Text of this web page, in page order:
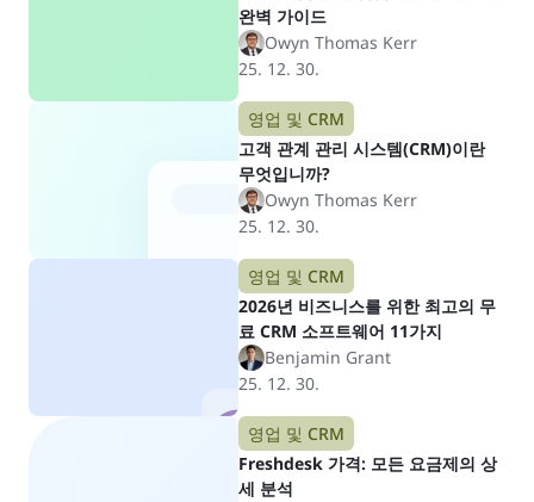
완벽 가이드
Owyn Thomas Kerr
25. 12. 30.
영업 및 CRM
고객 관계 관리 시스템(CRM)이란
무엇입니까?
Owyn Thomas Kerr
25. 12. 30.
영업 및 CRM
2026년 비즈니스를 위한 최고의 무
료 CRM 소프트웨어 11가지
Benjamin Grant
25. 12. 30.
영업 및 CRM
Freshdesk 가격: 모든 요금제의 상
세 분석